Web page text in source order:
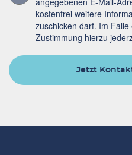
kostenfrei weitere
zuschicken darf. Im
Zustimmung hierzu
Jetzt